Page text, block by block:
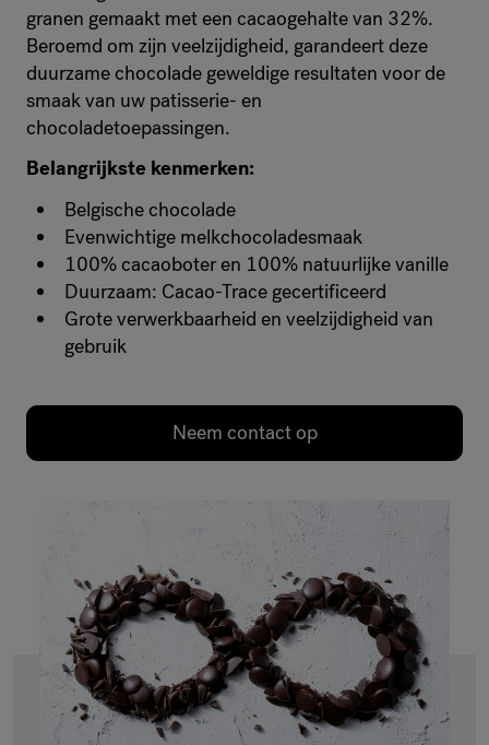
granen gemaakt met een cacaogehalte van 32%.
Beroemd om zijn veelzijdigheid, garandeert deze
duurzame chocolade geweldige resultaten voor de
smaak van uw patisserie- en
chocoladetoepassingen.
Belangrijkste kenmerken:
Belgische chocolade
Evenwichtige melkchocoladesmaak
100% cacaoboter en 100% natuurlijke vanille
Duurzaam: Cacao-Trace gecertificeerd
Grote verwerkbaarheid en veelzijdigheid van
gebruik
Neem contact op